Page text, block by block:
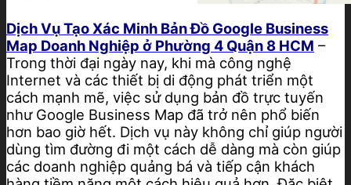
Dịch Vụ Tạo Xác Minh Bản Đồ Google Business
Map Doanh Nghiệp ở Phường 4 Quận 8 HCM –
Trong thời đại ngày nay, khi mà công nghệ
Internet và các thiết bị di động phát triển một
cách mạnh mẽ, việc sử dụng bản đồ trực tuyến
như Google Business Map đã trở nên phổ biến
hơn bao giờ hết. Dịch vụ này không chỉ giúp người
dùng tìm đường đi một cách dễ dàng mà còn giúp
các doanh nghiệp quảng bá và tiếp cận khách